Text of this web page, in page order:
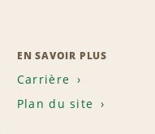
EN SAVOIR PLUS
Carrière
Plan du site